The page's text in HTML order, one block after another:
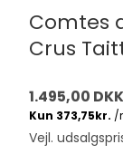
Comtes
Crus
1.495,00 DKK
Vejl.